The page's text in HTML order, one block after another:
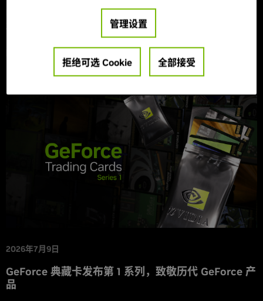
RTX 玩家在 8 月 6 日开启的抢先体验公测版和正式版游戏中，尽
2026年7月9日
GeForce 典藏卡发布第 1 系列，致敬历代 GeForce 产
品
管理设置
拒绝可选 Cookie 全部接受